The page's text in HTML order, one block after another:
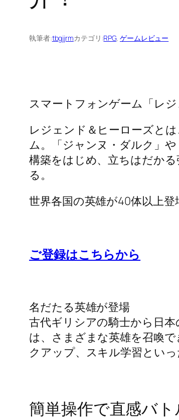
執筆者:tbgjjrmカテゴリ:RPG, ゲームレビュー
スマートフォンゲーム「レ
レジェンド＆ヒーローズと
ム。「ジャンヌ・ダルク」
構築をはじめ、立ちはだか
る。
世界各国の英雄が40体以上登
ご登録はこちらから
名だたる英雄が登場
古代ギリシアの騎士から日
は、さまざまな英雄を召喚
クアップ、スキル学習とい
簡単操作で直感バト